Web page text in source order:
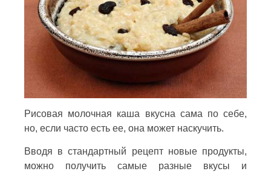
Рисовая молочная каша вкусна сама по себе,
но, если часто есть ее, она может наскучить.
Вводя в стандартный рецепт новые продукты,
можно получить самые разные вкусы и